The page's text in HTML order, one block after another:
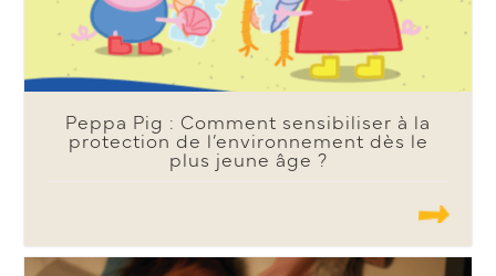
Peppa Pig : Comment sensibiliser à la
protection de l’environnement dès le
plus jeune âge ?
.......